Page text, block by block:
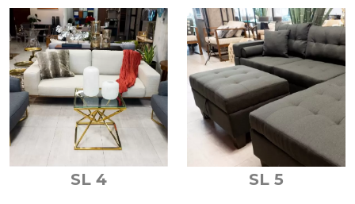
SL 4 SL 5